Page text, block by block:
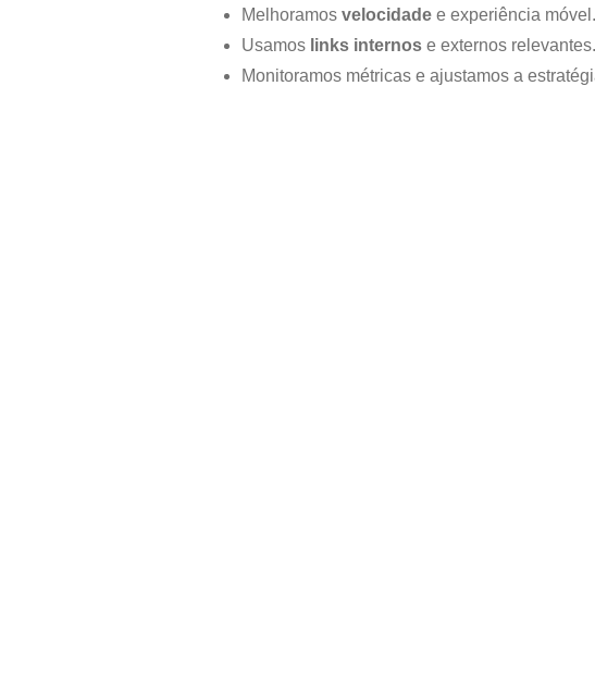
Melhoramos velocidade e experiência móvel.
Usamos links internos e externos relevantes.
Monitoramos métricas e ajustamos a